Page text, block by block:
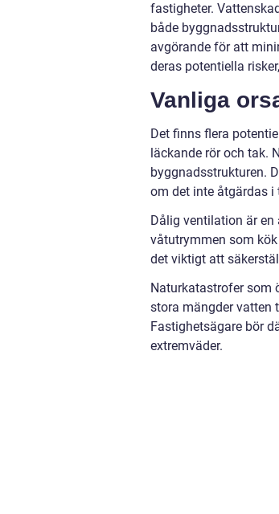
fastigheter.
både
avgörande för att
deras potentiella
Vanliga
Det finns flera
läckande rör och tak.
byggnadsstrukturen.
om det inte åtgärdas i
Dålig ventilation är
våtutrymmen som
det viktigt att
Naturkatastrofer som
stora mängder vatten
Fastighetsägare bör
extremväder.